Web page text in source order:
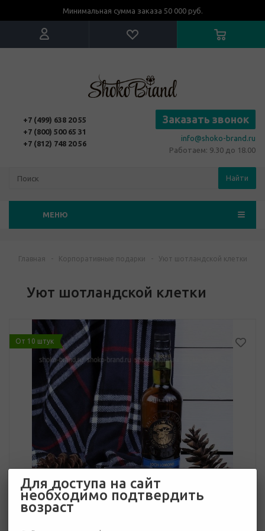
Минимальная сумма заказа 50 000 руб.
+7 (499) 638 20 55
+7 (800) 500 65 31
+7 (812) 748 20 56
Заказать звонок
info@shoko-brand.ru
Работаем: 9.30 до 18.00
Найти
МЕНЮ
Главная - Корпоративные подарки - Уют шотландской клетки
Уют шотландской клетки
От 10 штук
Для доступа на сайт
необходимо подтвердить
возраст